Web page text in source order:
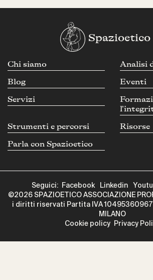
Spazioetico
Chi siamo Analisi
Blog Eventi
Servizi
Strumenti e percorsi Risorse
Parla con Spazioetico
Seguici: Facebook Linkedin
©2026 SPAZIOETICO ASSOCIAZIONE
i diritti riservati Partita IVA 10495360967
MILANO
Cookie policy
Privacy